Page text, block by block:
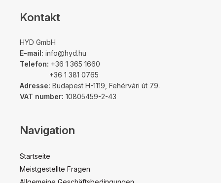
Kontakt
HYD GmbH
E-mail: info@hyd.hu
Telefon: +36 1 365 1660
+36 1 381 0765
Adresse: Budapest H-1119, Fehérvári út 79.
VAT number: 10805459-2-43
Navigation
Startseite
Meistgestellte Fragen